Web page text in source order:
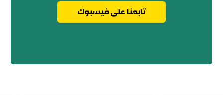
تابعنا على فيسبوك